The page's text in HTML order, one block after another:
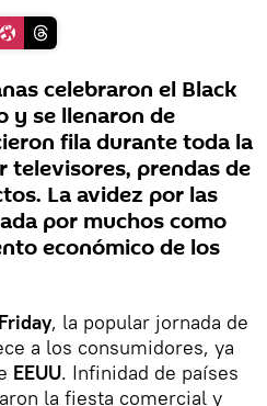
celebraron el Black
y se llenaron de
fila durante toda la
televisores, prendas de
La avidez por las
por muchos como
económico de los
, la popular jornada de
a los consumidores, ya
EEUU. Infinidad de países
la fiesta comercial y